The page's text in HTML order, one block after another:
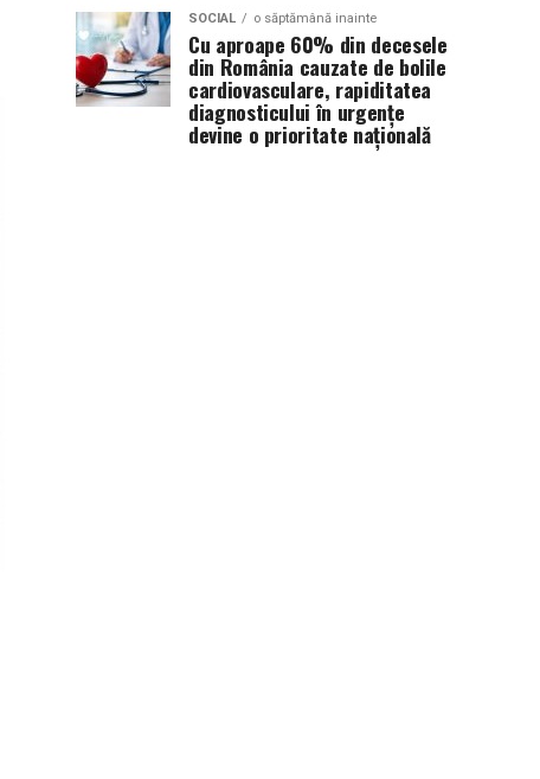
SOCIAL o săptămână inainte
Cu aproape 60% din decesele
din România cauzate de bolile
cardiovasculare, rapiditatea
diagnosticului în urgențe
devine o prioritate națională